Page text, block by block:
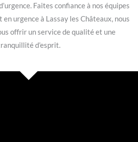
Faites confiance à nos équipes
en urgence à Lassay les Châteaux, nous
offrir un service de qualité et une
d’esprit.